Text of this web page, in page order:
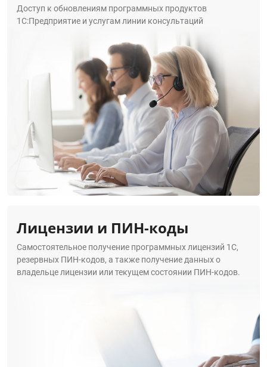
Доступ к обновлениям программных продуктов
1С:Предприятие и услугам линии консультаций
Лицензии и ПИН-коды
Самостоятельное получение программных лицензий 1С,
резервных ПИН-кодов, а также получение данных о
владельце лицензии или текущем состоянии ПИН-кодов.